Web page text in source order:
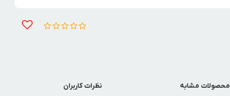
محصولات مشابه نظرات کاربران